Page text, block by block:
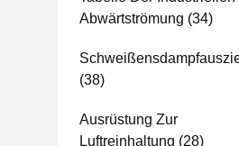
Abwärtströmung (34)
(38)
Ausrüstung Zur
Luftreinhaltung (28)